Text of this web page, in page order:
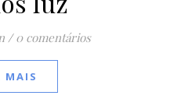
/ 0 comentários
MAIS